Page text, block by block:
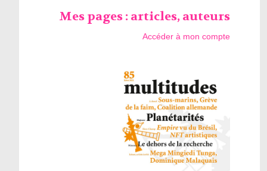
Mes pages : articles, auteurs
Accéder à mon compte